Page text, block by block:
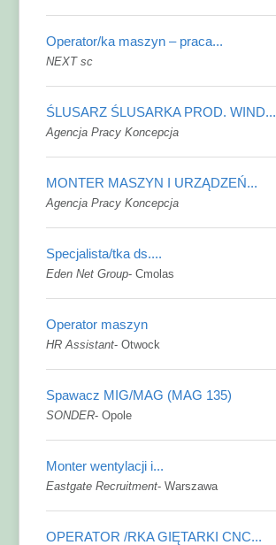
Operator/ka maszyn – praca...
NEXT sc
ŚLUSARZ ŚLUSARKA PROD. WIND...
Agencja Pracy Koncepcja
MONTER MASZYN I URZĄDZEŃ...
Agencja Pracy Koncepcja
Specjalista/tka ds....
Eden Net Group-Cmolas
Operator maszyn
HR Assistant-Otwock
Spawacz MIG/MAG (MAG 135)
SONDER-Opole
Monter wentylacji i...
Eastgate Recruitment-Warszawa
OPERATOR /RKA GIĘTARKI CNC...